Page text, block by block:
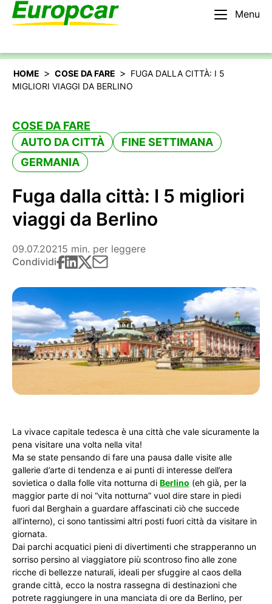
Menu
Italiano
HOME > COSE DA FARE > FUGA DALLA CITTÀ: I 5
MIGLIORI VIAGGI DA BERLINO
COSE DA FARE
AUTO DA CITTÀ
FINE SETTIMANA
GERMANIA
Fuga dalla città: I 5 migliori
viaggi da Berlino
09.07.20215 min. per leggere
Condividi
La vivace capitale tedesca è una città che vale sicuramente la
pena visitare una volta nella vita!
Ma se state pensando di fare una pausa dalle visite alle
gallerie d’arte di tendenza e ai punti di interesse dell’era
sovietica o dalla folle vita notturna di Berlino (eh già, per la
maggior parte di noi “vita notturna” vuol dire stare in piedi
fuori dal Berghain a guardare affascinati ciò che succede
all’interno), ci sono tantissimi altri posti fuori città da visitare in
giornata.
Dai parchi acquatici pieni di divertimenti che strapperanno un
sorriso persino al viaggiatore più scontroso fino alle zone
ricche di bellezze naturali, ideali per sfuggire al caos della
grande città, ecco la nostra rassegna di destinazioni che
potrete raggiungere in una manciata di ore da Berlino, per